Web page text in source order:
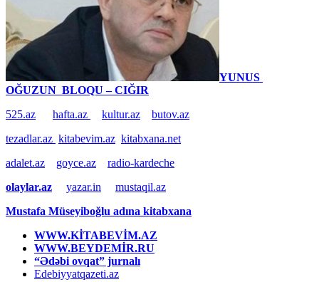
YUNUS
OĞUZUN BLOQU – CIĞIR
525.az
hafta.az kultur.az
butov.az
tezadlar.az kitabevim.az kitabxana.net
adalet.az
goyce.az
radio-kardeche
olaylar.az
yazar.in
mustaqil.az
Mustafa Müseyiboğlu adına kitabxana
WWW.KİTABEVİM.AZ
WWW.BEYDEMİR.RU
“Ədəbi ovqat” jurnalı
Edebiyyatqazeti.az